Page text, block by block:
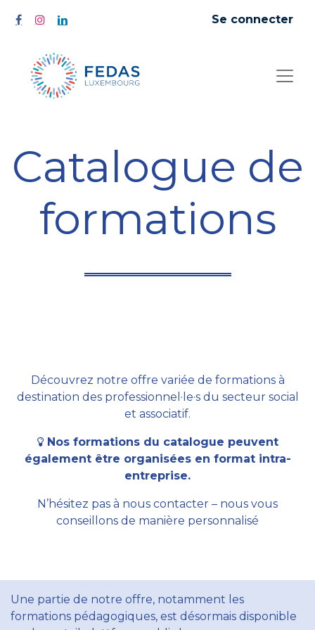
Se connecter
Catalogue de
formations
Découvrez notre offre variée de formations à
destination des professionnel·le·s du secteur social
et associatif.
Nos formations du catalogue peuvent
également être organisées en format intra-
entreprise.
N’hésitez pas à nous contacter – nous vous
conseillons de manière personnalisé
Une partie de notre offre, notamment les
formations pédagogiques, est désormais disponible